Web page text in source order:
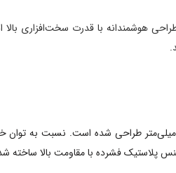
این اسپیکر با وزن حدود ۱۰.۸۴ کیلوگرم و ابعاد
پلاستیک فشرده با مقاومت بالا ساخته